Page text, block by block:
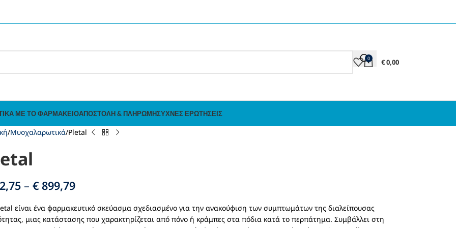
0 €0,00
ΜΕ ΤΟ ΦΑΡΜΑΚΕΊΟΑΠΟΣΤΟΛΉ & ΠΛΗΡΩΜΉΣΥΧΝΈΣ ΕΡΩΤΉΣΕΙΣ
Μυοχαλαρωτικά Pletal
– € 899,79
είναι ένα φαρμακευτικό σκεύασμα σχεδιασμένο για την ανακούφιση των συμπτωμάτων της διαλείπουσας
μιας κατάστασης που χαρακτηρίζεται από πόνο ή κράμπες στα πόδια κατά το περπάτημα. Συμβάλλει στη